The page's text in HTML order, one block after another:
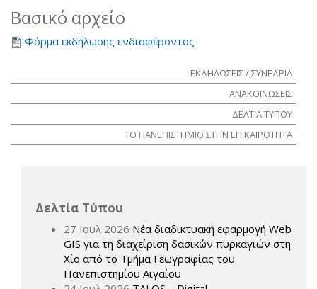
Βασικό αρχείο
Φόρμα εκδήλωσης ενδιαφέροντος
ΕΚΔΗΛΩΣΕΙΣ / ΣΥΝΕΔΡΙΑ
ΑΝΑΚΟΙΝΩΣΕΙΣ
ΔΕΛΤΙΑ ΤΥΠΟΥ
ΤΟ ΠΑΝΕΠΙΣΤΗΜΙΟ ΣΤΗΝ ΕΠΙΚΑΙΡΟΤΗΤΑ
Δελτία Τύπου
27 Ιουλ 2026 Νέα διαδικτυακή εφαρμογή Web
GIS για τη διαχείριση δασικών πυρκαγιών στη
Χίο από το Τμήμα Γεωγραφίας του
Πανεπιστημίου Αιγαίου